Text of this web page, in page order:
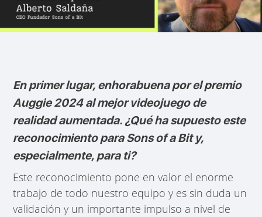
En primer lugar, enhorabuena por el premio
Auggie 2024 al mejor videojuego de
realidad aumentada. ¿Qué ha supuesto este
reconocimiento para Sons of a Bit y,
especialmente, para ti?
Este reconocimiento pone en valor el enorme
trabajo de todo nuestro equipo y es sin duda un
validación y un importante impulso a nivel de